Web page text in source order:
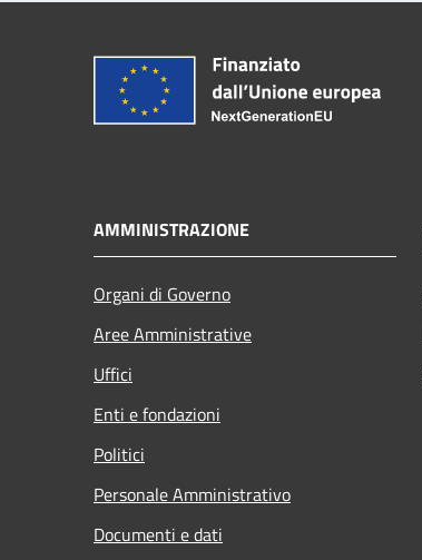
AMMINISTRAZIONE
Organi di Governo
Aree Amministrative
Uffici
Enti e fondazioni
Politici
Personale Amministrativo
Documenti e dati